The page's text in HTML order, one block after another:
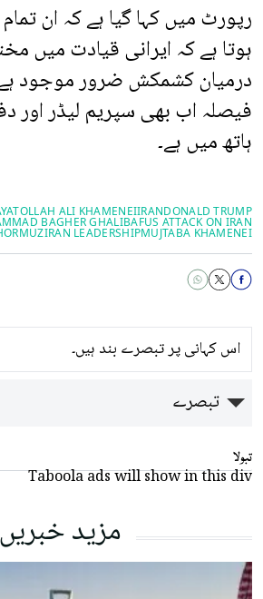
رپورٹ میں کہا گیا ہے کہ ان
ہوتا ہے کہ ایرانی قیادت میں
درمیان کشمکش ضرور موجود
فیصلہ اب بھی سپریم لیڈر اور
ہاتھ میں ہے۔
DONALD TRUMP
IRAN
ALI KHAMENEI
US ATTACK ON IRAN
BAGHER GHALIBAF
MUJTABA KHAMENEI
IRAN LEADERSHIP
اس کہانی پر تبصرے بند ہیں۔
تبصرے
تبولا
Taboola ads will show in this div
مزید خبریں